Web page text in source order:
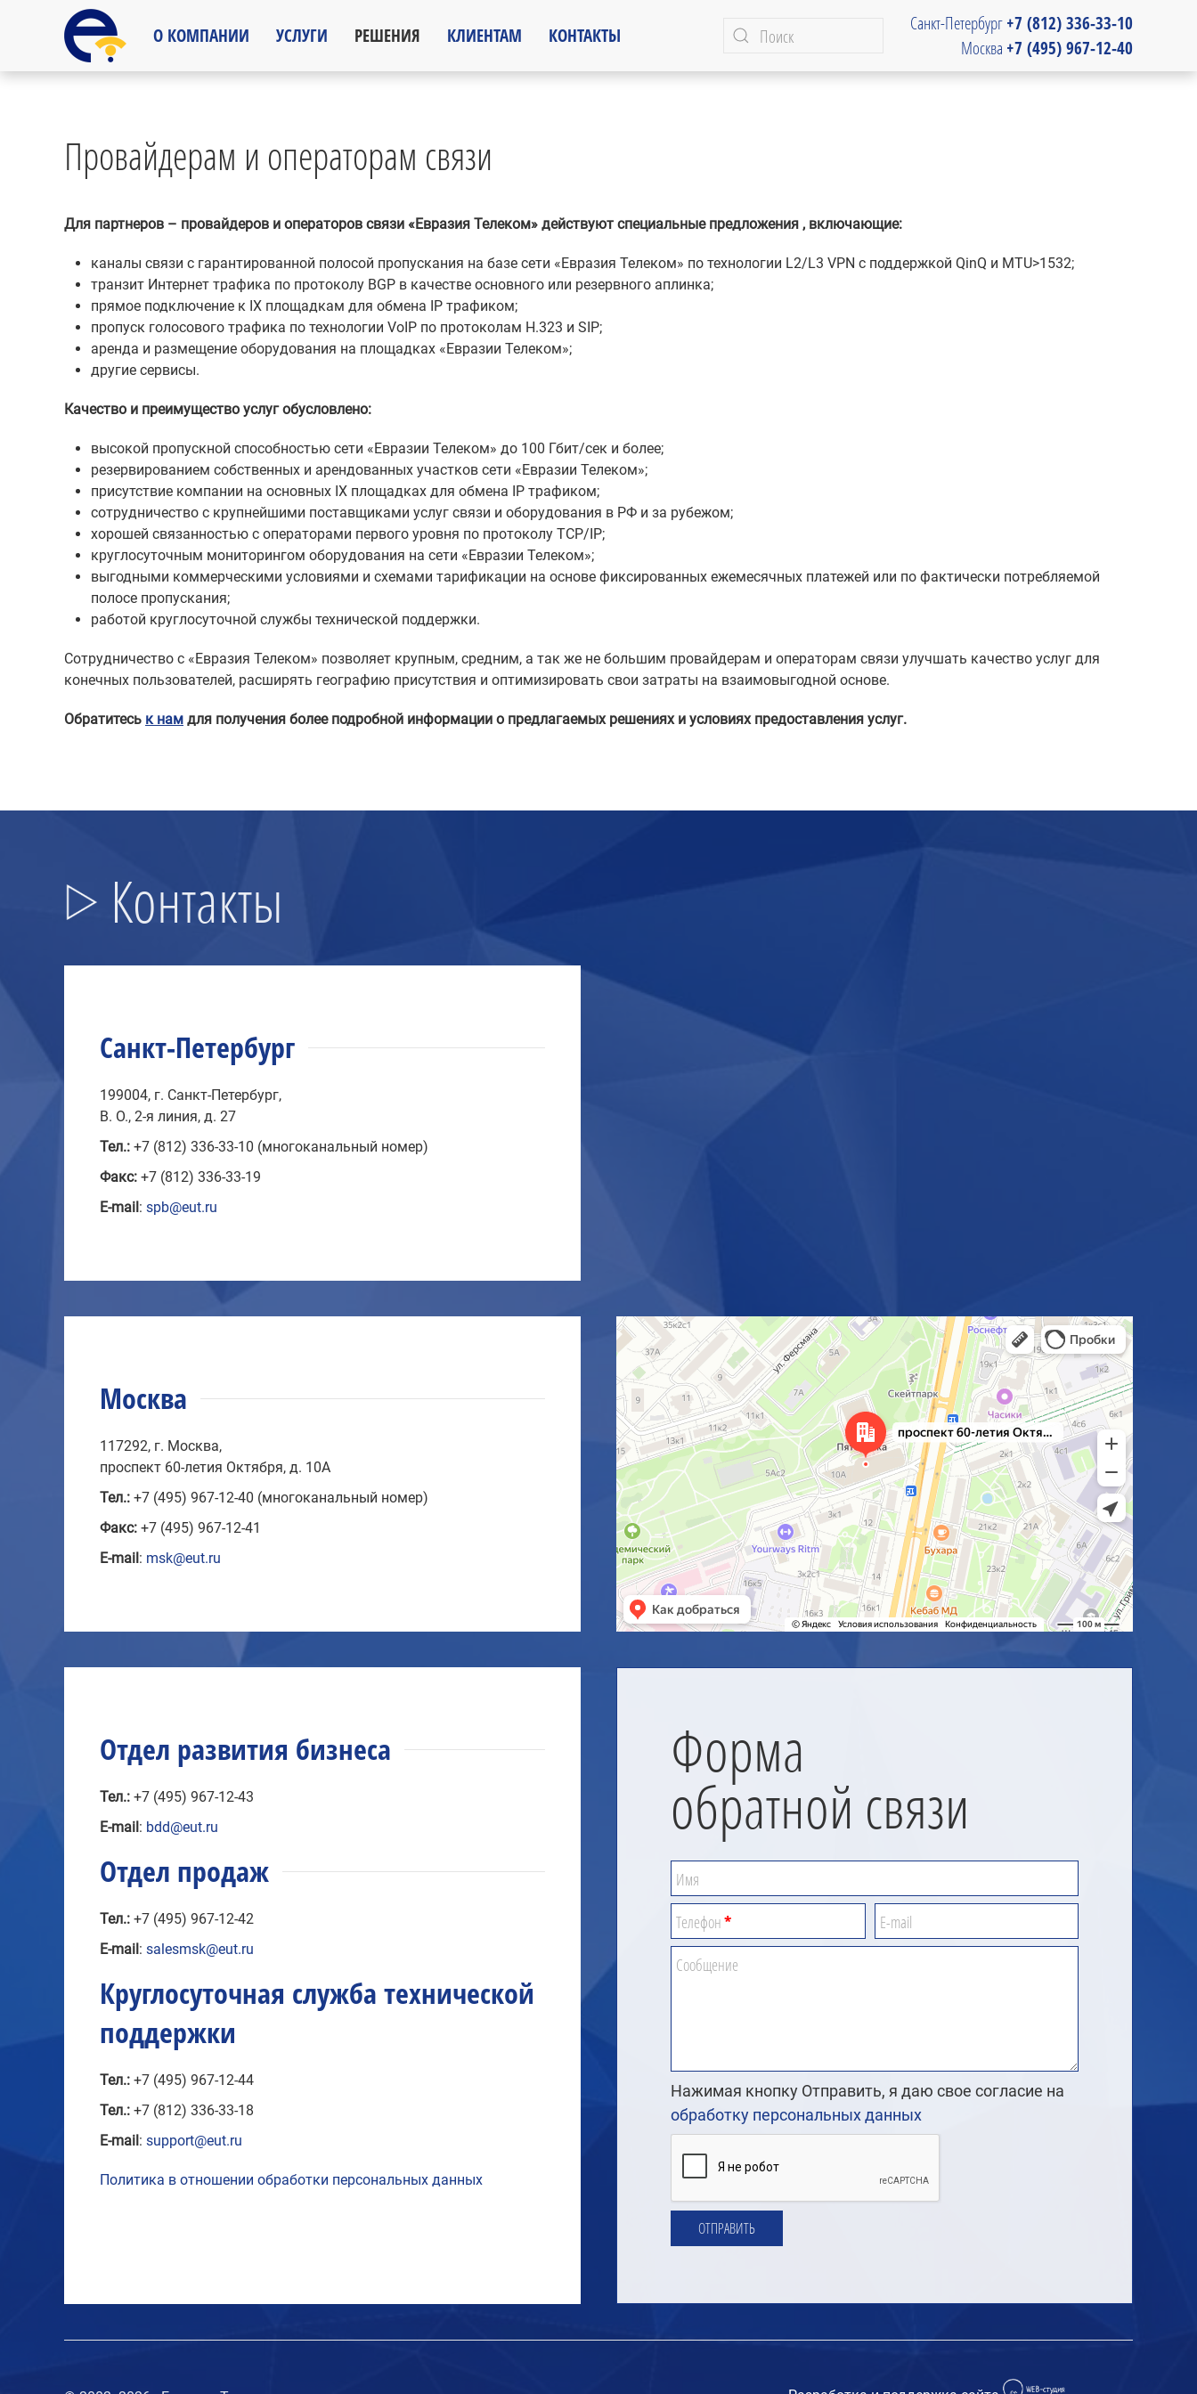
О КОМПАНИИ УСЛУГИ РЕШЕНИЯ КЛИЕНТАМ КОНТАКТЫ
Санкт-Петербург+7 (812) 336-33-10
Москва +7 (495) 967-12-40
Провайдерам и операторам связи
Для партнеров – провайдеров и операторов связи «Евразия Телеком» действуют специальные предложения , включающие:
каналы связи с гарантированной полосой пропускания на базе сети «Евразия Телеком» по технологии L2/L3 VPN c поддержкой QinQ и MTU>1532;
транзит Интернет трафика по протоколу BGP в качестве основного или резервного аплинка;
прямое подключение к IX площадкам для обмена IP трафиком;
пропуск голосового трафика по технологии VoIP по протоколам H.323 и SIP;
аренда и размещение оборудования на площадках «Евразии Телеком»;
другие сервисы.
Качество и преимущество услуг обусловлено:
высокой пропускной способностью сети «Евразии Телеком» до 100 Гбит/cек и более;
резервированием собственных и арендованных участков сети «Евразии Телеком»;
присутствие компании на основных IX площадках для обмена IP трафиком;
сотрудничество с крупнейшими поставщиками услуг связи и оборудования в РФ и за рубежом;
хорошей связанностью с операторами первого уровня по протоколу TCP/IP;
круглосуточным мониторингом оборудования на сети «Евразии Телеком»;
выгодными коммерческими условиями и схемами тарификации на основе фиксированных ежемесячных платежей или по фактически потребляемой
полосе пропускания;
работой круглосуточной службы технической поддержки.
Сотрудничество с «Евразия Телеком» позволяет крупным, средним, а так же не большим провайдерам и операторам связи улучшать качество услуг для
конечных пользователей, расширять географию присутствия и оптимизировать свои затраты на взаимовыгодной основе.
Обратитесь к нам для получения более подробной информации о предлагаемых решениях и условиях предоставления услуг.
Контакты
Санкт-Петербург
199004, г. Санкт-Петербург,
В. О., 2-я линия, д. 27
Тел.: +7 (812) 336-33-10 (многоканальный номер)
Факс: +7 (812) 336-33-19
E-mail : spb@eut.ru
Москва
117292, г. Москва,
проспект 60-летия Октября, д. 10А
Тел.: +7 (495) 967-12-40 (многоканальный номер)
Факс: +7 (495) 967-12-41
E-mail : msk@eut.ru
Отдел развития бизнеса
Тел.: +7 (495) 967-12-43
E-mail : bdd@eut.ru
Отдел продаж
Тел.: +7 (495) 967-12-42
E-mail : salesmsk@eut.ru
Круглосуточная служба технической
поддержки
Тел.: +7 (495) 967-12-44
Тел.: +7 (812) 336-33-18
E-mail : support@eut.ru
Политика в отношении обработки персональных данных
Форма
обратной связи
Имя
Телефон*
E-mail
Сообщение
Нажимая кнопку Отправить, я даю свое согласие на
обработку персональных данных
ОТПРАВИТЬ